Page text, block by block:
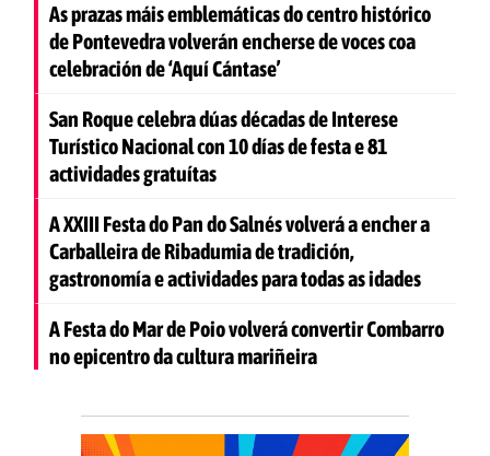
As prazas máis emblemáticas do centro histórico
de Pontevedra volverán encherse de voces coa
celebración de ‘Aquí Cántase’
San Roque celebra dúas décadas de Interese
Turístico Nacional con 10 días de festa e 81
actividades gratuítas
A XXIII Festa do Pan do Salnés volverá a encher a
Carballeira de Ribadumia de tradición,
gastronomía e actividades para todas as idades
A Festa do Mar de Poio volverá convertir Combarro
no epicentro da cultura mariñeira